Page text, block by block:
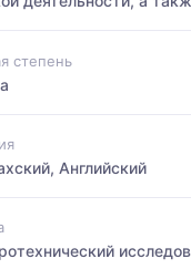
степень
Английский